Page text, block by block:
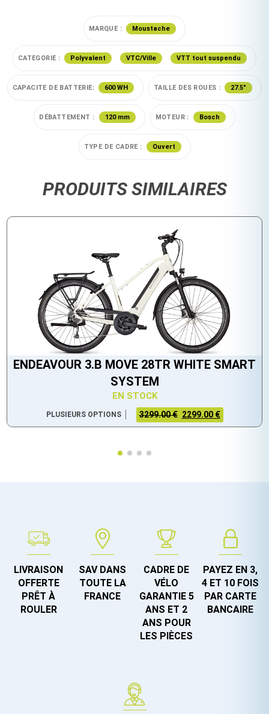
MARQUE : Moustache
CATEGORIE : Polyvalent VTC/Ville VTT tout suspendu
CAPACITE DE BATTERIE: 600 WH TAILLE DES ROUES : 27.5"
DÉBATTEMENT : 120 mm MOTEUR : Bosch
TYPE DE CADRE : Ouvert
PRODUITS SIMILAIRES
ENDEAVOUR 3.B MOVE 28TR WHITE SMART
SYSTEM
EN STOCK
PLUSIEURS OPTIONS 3299.00 € 2299.00 €
LIVRAISON
OFFERTE
PRÊT À
ROULER
SAV DANS
TOUTE LA
FRANCE
CADRE DE
VÉLO
GARANTIE 5
ANS ET 2
ANS POUR
LES PIÈCES
PAYEZ EN 3,
4 ET 10 FOIS
PAR CARTE
BANCAIRE